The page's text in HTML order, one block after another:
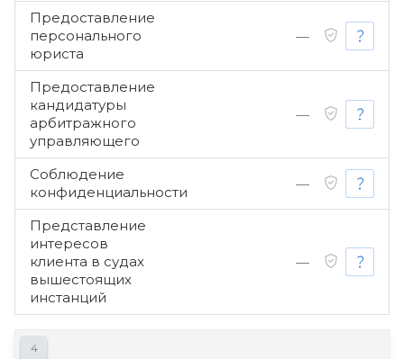
Предоставление
персонального
юриста
—
Предоставление
кандидатуры
арбитражного
управляющего
—
Соблюдение
конфиденциальности
—
Представление
интересов
клиента в судах
вышестоящих
инстанций
—
4